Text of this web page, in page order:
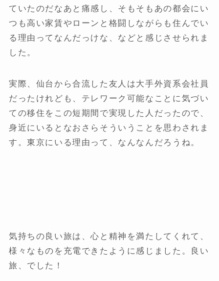
ていたのだなあと痛感し、そもそもあの都会にい
つも高い家賃やローンと格闘しながらも住んでい
る理由ってなんだっけな、などと感じさせられま
した。
実際、仙台から合流した友人は大手外資系会社員
だったけれども、テレワーク可能なことに気づい
ての移住をこの短期間で実現した人だったので、
身近にいるとなおさらそういうことを思わされま
す。東京にいる理由って、なんなんだろうね。
気持ちの良い旅は、心と精神を満たしてくれて、
様々なものを充電できたように感じました。良い
旅、でした！